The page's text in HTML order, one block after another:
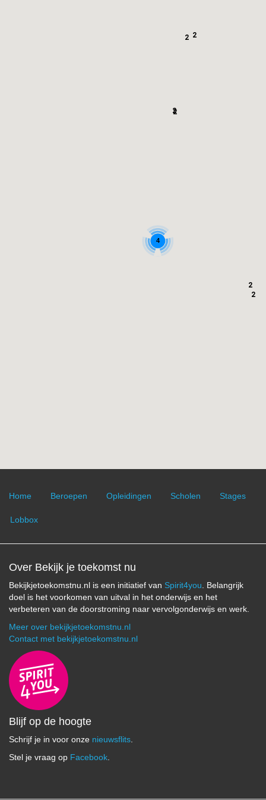
2
2
2
2
2
2
4
Home Beroepen Opleidingen Scholen Stages
Lobbox
Over Bekijk je toekomst nu
Bekijkjetoekomstnu.nl is een initiatief van Spirit4you . Belangrijk
doel is het voorkomen van uitval in het onderwijs en het
verbeteren van de doorstroming naar vervolgonderwijs en werk.
Meer over bekijkjetoekomstnu.nl
Contact met bekijkjetoekomstnu.nl
Blijf op de hoogte
Schrijf je in voor onze nieuwsflits
Stel je vraag op Facebook